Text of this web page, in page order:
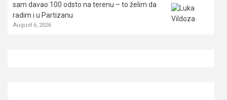
sam davao 100 odsto na terenu – to želim da
radim i u Partizanu
August 6, 2026